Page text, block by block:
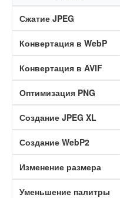
Сжатие JPEG
Конвертация в WebP
Конвертация в AVIF
Оптимизация PNG
Создание JPEG XL
Создание WebP2
Изменение размера
Уменьшение палитры